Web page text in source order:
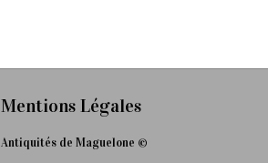
Mentions Légales
Antiquités de Maguelone ©